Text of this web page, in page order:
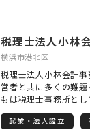
相談。予約の方を優先
税理士法人小林
横浜市港北区
税理士法人小林会計
営者と共に多くの難
もは税理士事務所と
社長の様々な相談に応
とはもちろんのこと
起業・法人設立